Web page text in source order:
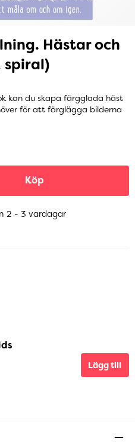
Hästar och
spiral)
kan du skapa färgglada häst
för att färglägga bilderna
Köp
2 - 3 vardagar
Lägg till